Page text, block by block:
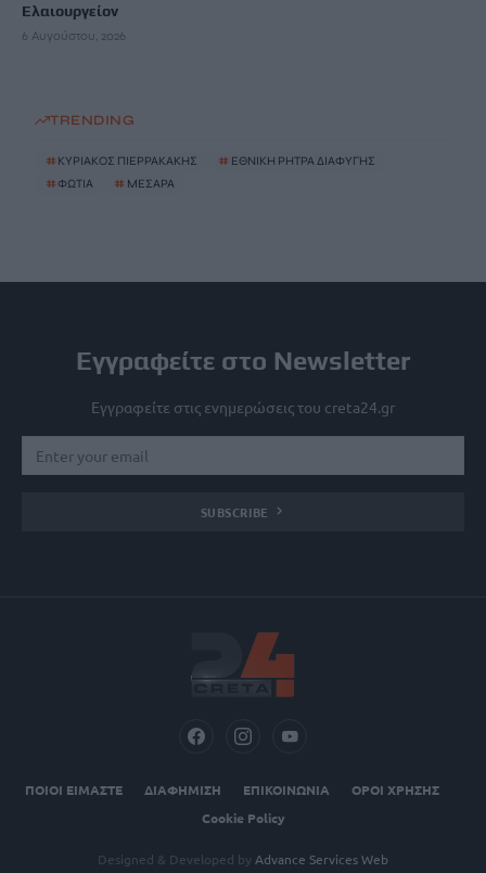
Ελαιουργείον
6 Αυγούστου, 2026
TRENDING
# ΚΥΡΙΑΚΟΣ ΠΙΕΡΡΑΚΑΚΗΣ # ΕΘΝΙΚΗ ΡΗΤΡΑ ΔΙΑΦΥΓΗΣ
#ΦΩΤΙΑ # ΜΕΣΑΡΑ
Εγγραφείτε στο Newsletter
Εγγραφείτε στις ενημερώσεις του creta24.gr
SUBSCRIBE
ΠΟΙΟΙ ΕΙΜΑΣΤΕ ΔΙΑΦΗΜΙΣΗ ΕΠΙΚΟΙΝΩΝΙΑ
ΟΡΟΙ ΧΡΗΣΗΣ
Cookie Policy
Designed & Developed by Advance Services Web